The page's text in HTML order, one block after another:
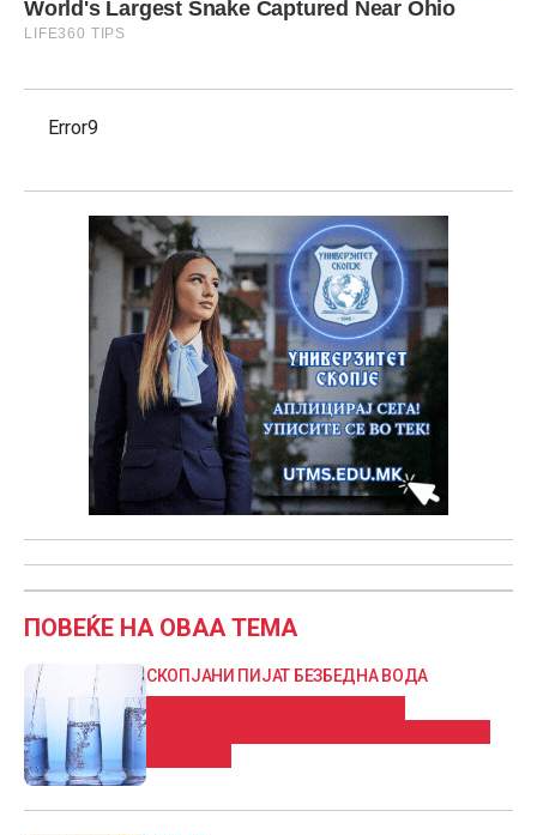
Error9
ПОВЕЌЕ НА ОВАА ТЕМА
СКОПЈАНИ ПИЈАТ БЕЗБЕДНА ВОДА